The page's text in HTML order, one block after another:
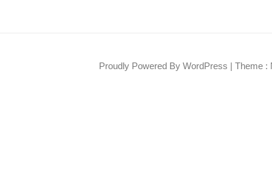
Proudly Powered By WordPress | Theme :